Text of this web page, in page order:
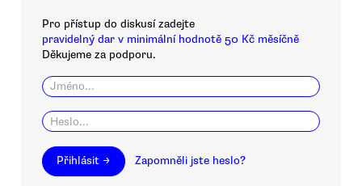
Pro přístup do diskusí zadejte
pravidelný dar v minimální hodnotě 50 Kč měsíčně
Děkujeme za podporu.
Přihlásit → Zapomněli jste heslo?